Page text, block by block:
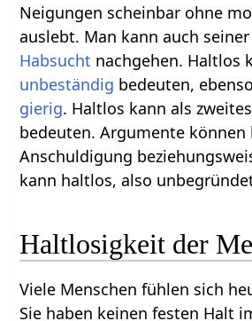
Neigungen scheinbar ohne
auslebt. Man kann auch
Habsucht nachgehen. Haltlos
unbeständig bedeuten,
gierig. Haltlos kann als
bedeuten. Argumente
Anschuldigung
kann haltlos, also
Haltlosigkeit der
Viele Menschen fühlen sich
Sie haben keinen festen Halt